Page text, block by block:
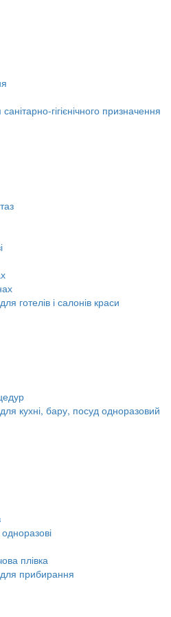
гігієнічного призначення
готелів і салонів краси
кухні, бару, посуд одноразовий
плівка
прибирання